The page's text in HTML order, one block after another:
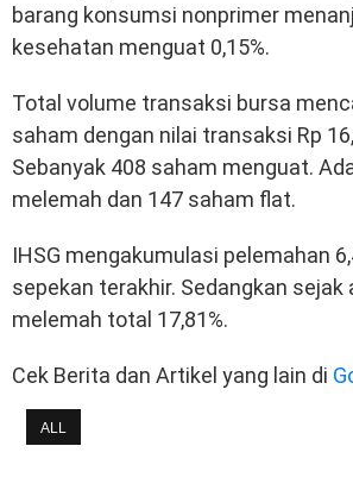
barang konsumsi nonprimer
kesehatan menguat 0,15%.
Total volume transaksi bursa
saham dengan nilai transaksi Rp
Sebanyak 408 saham menguat.
melemah dan 147 saham flat.
IHSG mengakumulasi pelemahan
sepekan terakhir. Sedangkan sejak
melemah total 17,81%.
Cek Berita dan Artikel yang lain di
ALL